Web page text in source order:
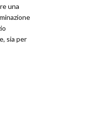
una
sia per